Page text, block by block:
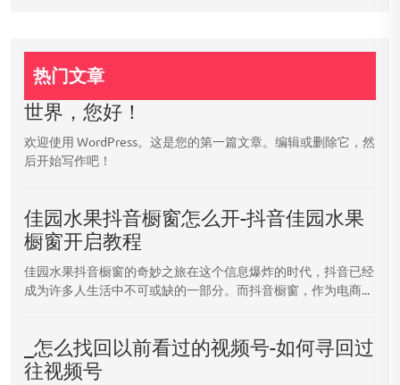
热门文章
世界，您好！
欢迎使用 WordPress。这是您的第一篇文章。编辑或删除它，然
后开始写作吧！
佳园水果抖音橱窗怎么开-抖音佳园水果
橱窗开启教程
佳园水果抖音橱窗的奇妙之旅在这个信息爆炸的时代，抖音已经
成为许多人生活中不可或缺的一部分。而抖音橱窗，作为电商...
_怎么找回以前看过的视频号-如何寻回过
往视频号